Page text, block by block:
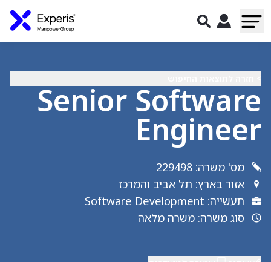
Senior Software
Engineer
מס' משרה:
229498
אזור בארץ: תל אביב והמרכז
תעשייה:
Software Development
סוג משרה: משרה מלאה